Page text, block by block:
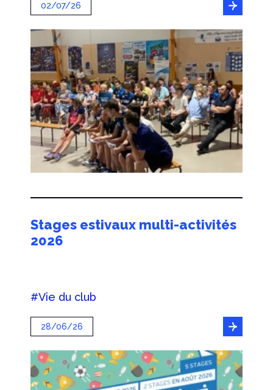
02/07/26
Stages estivaux multi-activités
2026
#Vie du club
28/06/26